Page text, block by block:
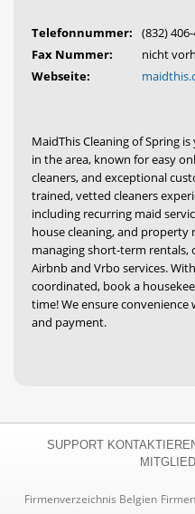
Telefonnummer:
(832)
Fax Nummer:
nicht
Webseite:
MaidThis Cleaning of Spring
in the area, known for easy
cleaners, and exceptional
trained, vetted cleaners
including recurring maid
house cleaning, and property
managing short-term rentals,
Airbnb and Vrbo services.
coordinated, book a
time! We ensure
and payment.
SUPPORT
Firmenverzeichnis Belgien